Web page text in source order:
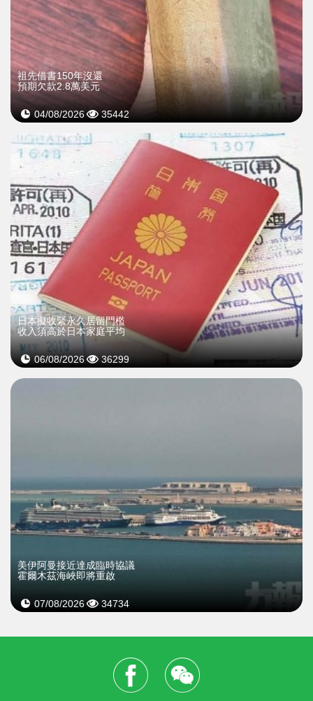
祖先借書150年沒還
預期欠款2.8萬美元
04/08/2026 35442
日本擬收緊永久居留門檻
收入須高於日本家庭平均
06/08/2026 36299
美伊阿曼接近達成臨時協議
霍爾木茲海峽即將重啟
07/08/2026 34734